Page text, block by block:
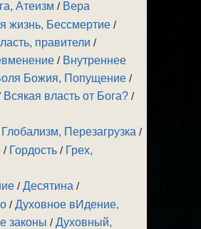
Атеизм / Вера
жизнь, Бессмертие /
правители /
/ Внутреннее
Божия, Попущение /
Всякая власть от Бога? /
Глобализм, Перезагрузка /
/ Гордость / Грех,
/Десятина /
/Духовное вИдение,
законы /Духовный,